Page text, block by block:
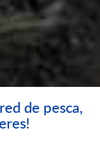
de pesca,